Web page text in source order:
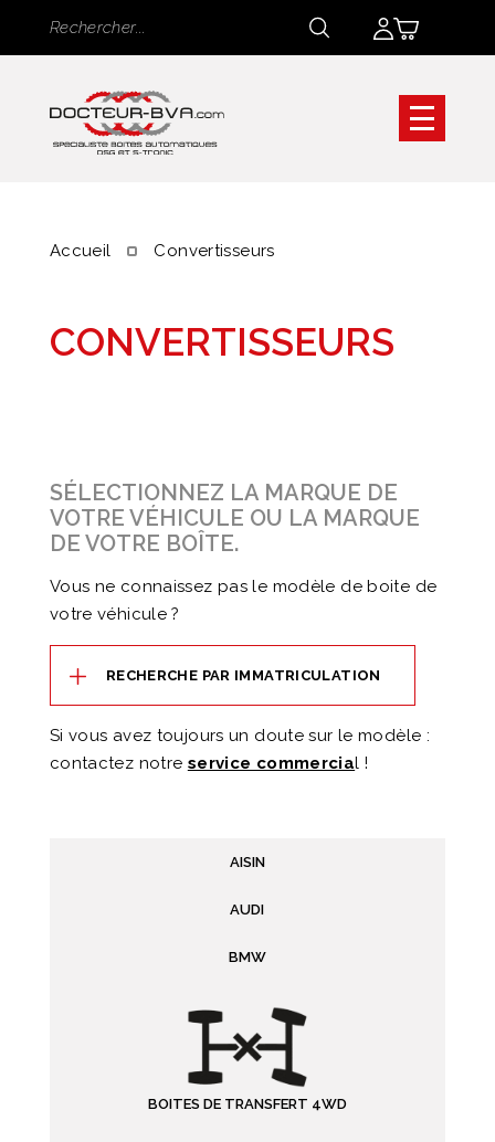
Rechercher
Rechercher
Accueil Convertisseurs
CONVERTISSEURS
SÉLECTIONNEZ LA MARQUE DE
VOTRE VÉHICULE OU LA MARQUE
DE VOTRE BOÎTE.
Vous ne connaissez pas le modèle de boite de
votre véhicule ?
RECHERCHE PAR IMMATRICULATION
Si vous avez toujours un doute sur le modèle :
contactez notre service commercial !
AISIN
AUDI
BMW
BOITES DE TRANSFERT 4WD